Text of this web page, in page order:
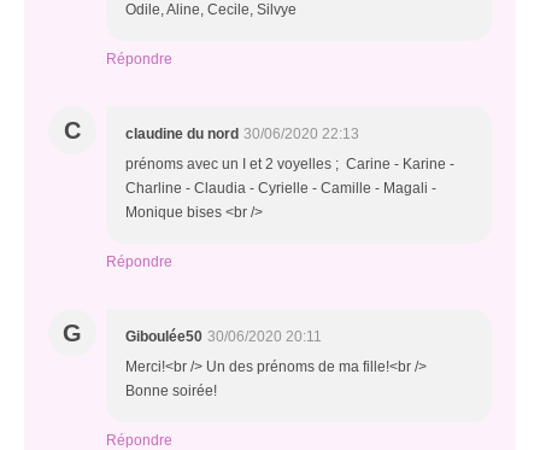
Odile, Aline, Cecile, Silvye
Répondre
C claudine du nord 30/06/2020 22:13
prénoms avec un I et 2 voyelles ; Carine - Karine -
Charline - Claudia - Cyrielle - Camille - Magali -
Monique bises <br />
Répondre
G Giboulée50 30/06/2020 20:11
Merci!<br /> Un des prénoms de ma fille!<br />
Bonne soirée!
Répondre